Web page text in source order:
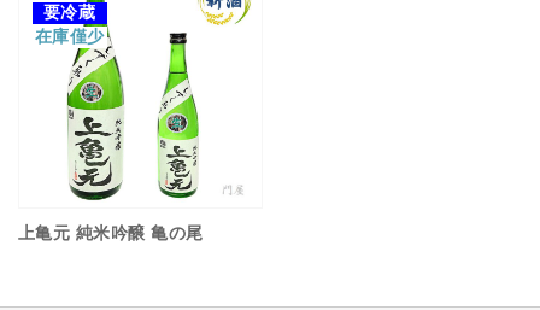
要冷蔵
在庫僅少
上亀元 純米吟醸 亀の尾